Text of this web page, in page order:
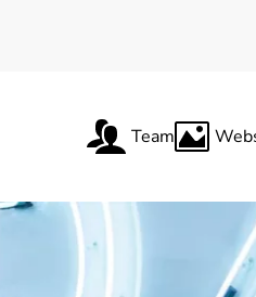
Team